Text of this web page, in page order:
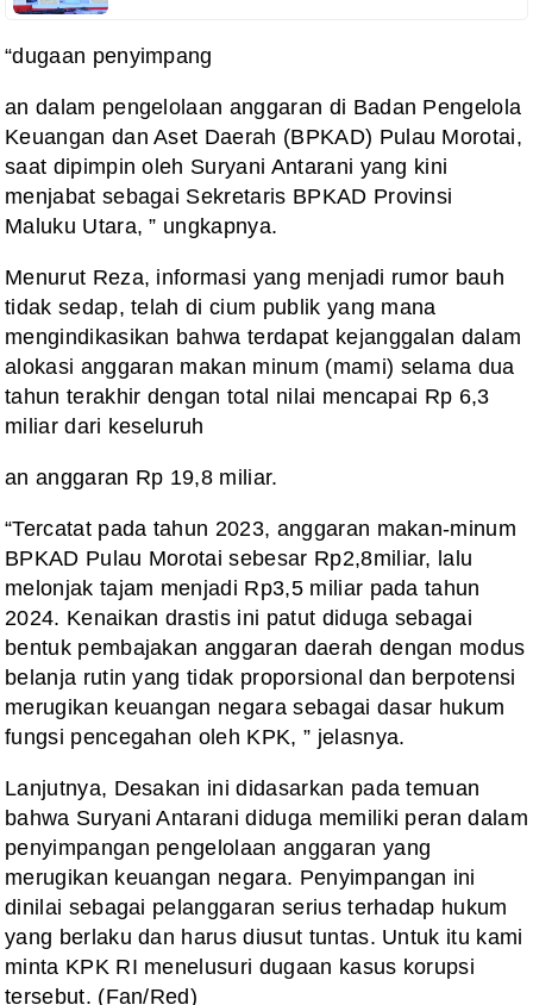
“dugaan penyimpang
an dalam pengelolaan anggaran di Badan Pengelola
Keuangan dan Aset Daerah (BPKAD) Pulau Morotai,
saat dipimpin oleh Suryani Antarani yang kini
menjabat sebagai Sekretaris BPKAD Provinsi
Maluku Utara, ” ungkapnya.
Menurut Reza, informasi yang menjadi rumor bauh
tidak sedap, telah di cium publik yang mana
mengindikasikan bahwa terdapat kejanggalan dalam
alokasi anggaran makan minum (mami) selama dua
tahun terakhir dengan total nilai mencapai Rp 6,3
miliar dari keseluruh
an anggaran Rp 19,8 miliar.
“Tercatat pada tahun 2023, anggaran makan-minum
BPKAD Pulau Morotai sebesar Rp2,8miliar, lalu
melonjak tajam menjadi Rp3,5 miliar pada tahun
2024. Kenaikan drastis ini patut diduga sebagai
bentuk pembajakan anggaran daerah dengan modus
belanja rutin yang tidak proporsional dan berpotensi
merugikan keuangan negara sebagai dasar hukum
fungsi pencegahan oleh KPK, ” jelasnya.
Lanjutnya, Desakan ini didasarkan pada temuan
bahwa Suryani Antarani diduga memiliki peran dalam
penyimpangan pengelolaan anggaran yang
merugikan keuangan negara. Penyimpangan ini
dinilai sebagai pelanggaran serius terhadap hukum
yang berlaku dan harus diusut tuntas. Untuk itu kami
minta KPK RI menelusuri dugaan kasus korupsi
tersebut. (Fan/Red)